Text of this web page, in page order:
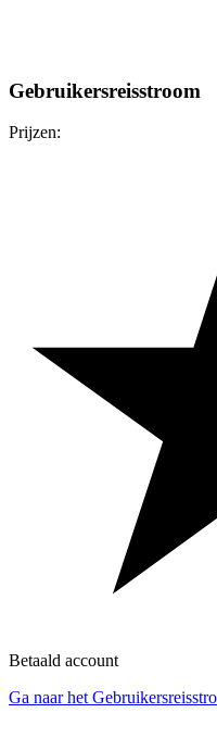
Gebruikersreisstroom
Prijzen:
Betaald account
Ga naar het